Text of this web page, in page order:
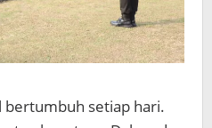
bertumbuh setiap hari.